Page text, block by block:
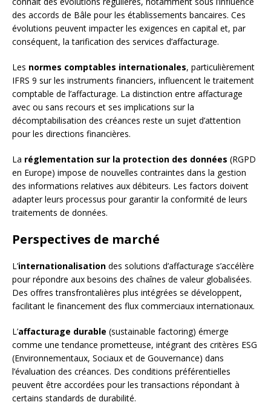
des accords de Bâle pour les établissements bancaires. Ces
évolutions peuvent impacter les exigences en capital et, par
conséquent, la tarification des services d’affacturage.
Les normes comptables internationales, particulièrement
IFRS 9 sur les instruments financiers, influencent le traitement
comptable de l’affacturage. La distinction entre affacturage
avec ou sans recours et ses implications sur la
décomptabilisation des créances reste un sujet d’attention
pour les directions financières.
La réglementation sur la protection des données (RGPD
en Europe) impose de nouvelles contraintes dans la gestion
des informations relatives aux débiteurs. Les factors doivent
adapter leurs processus pour garantir la conformité de leurs
traitements de données.
Perspectives de marché
L’internationalisation des solutions d’affacturage s’accélère
pour répondre aux besoins des chaînes de valeur globalisées.
Des offres transfrontalières plus intégrées se développent,
facilitant le financement des flux commerciaux internationaux.
L’affacturage durable (sustainable factoring) émerge
comme une tendance prometteuse, intégrant des critères ESG
(Environnementaux, Sociaux et de Gouvernance) dans
l’évaluation des créances. Des conditions préférentielles
peuvent être accordées pour les transactions répondant à
certains standards de durabilité.